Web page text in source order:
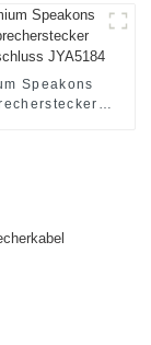
Speakons